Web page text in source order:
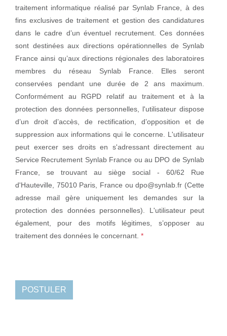
traitement informatique réalisé par Synlab France, à des
fins exclusives de traitement et gestion des candidatures
dans le cadre d’un éventuel recrutement. Ces données
sont destinées aux directions opérationnelles de Synlab
France ainsi qu’aux directions régionales des laboratoires
membres du réseau Synlab France. Elles seront
conservées pendant une durée de 2 ans maximum.
Conformément au RGPD relatif au traitement et à la
protection des données personnelles, l'utilisateur dispose
d’un droit d’accès, de rectification, d’opposition et de
suppression aux informations qui le concerne. L'utilisateur
peut exercer ses droits en s'adressant directement au
Service Recrutement Synlab France ou au DPO de Synlab
France, se trouvant au siège social - 60/62 Rue
d'Hauteville, 75010 Paris, France oudpo@synlab.fr (Cette
adresse mail gère uniquement les demandes sur la
protection des données personnelles). L'utilisateur peut
également, pour des motifs légitimes, s’opposer au
traitement des données le concernant.